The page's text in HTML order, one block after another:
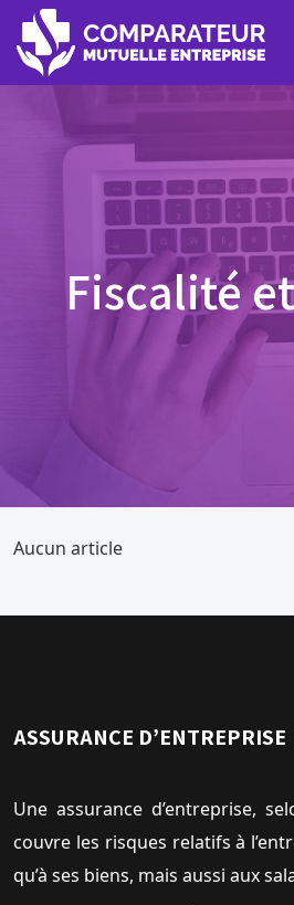
Fiscalité
Aucun article
ASSURANCE D’ENTREPRISE
Une assurance d’entreprise,
couvre les risques relatifs à
qu’à ses biens, mais aussi aux